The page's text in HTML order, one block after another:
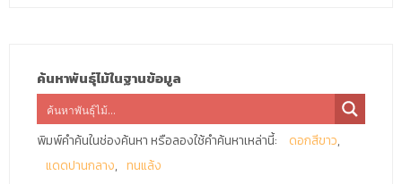
ค้นหาพันธุ์ไม้ในฐานข้อมูล
พิมพ์คำค้นในช่องค้นหา หรือลองใช้คำค้นหาเหล่านี้:
ดอกสีขาว
แดดปานกลาง
ทนแล้ง